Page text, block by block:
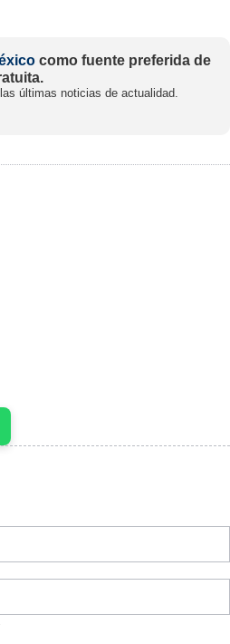
como fuente preferida de
últimas noticias de actualidad.